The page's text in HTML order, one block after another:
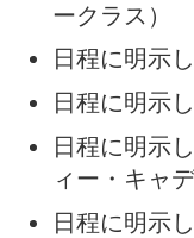
ークラス）
日程に明示
日程に明示
日程に明示
ィー・キャ
日程に明示